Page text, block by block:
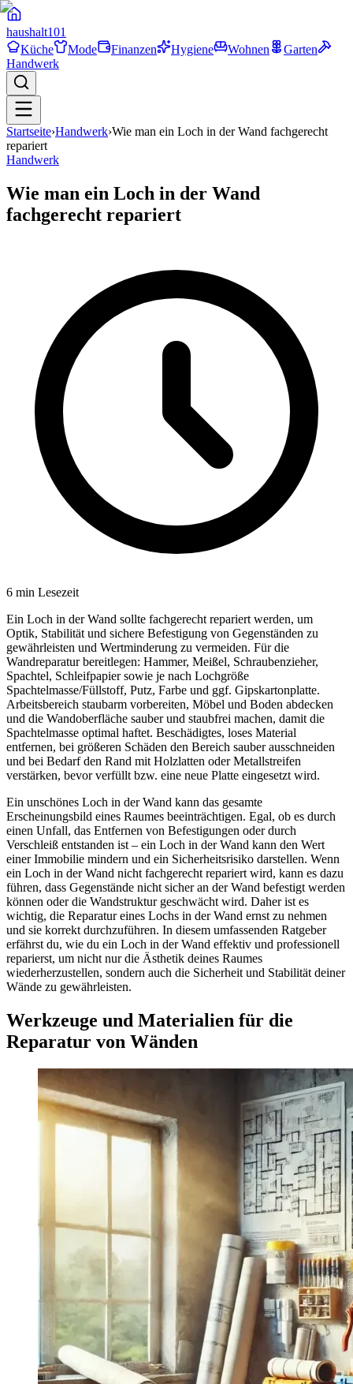
haushalt101
Küche
Mode Finanzen Hygiene Wohnen
Garten
Handwerk
Startseite›Handwerk›Wie man ein Loch in der Wand fachgerecht
repariert
Handwerk
Wie man ein Loch in der Wand
fachgerecht repariert
6 min Lesezeit
Ein Loch in der Wand sollte fachgerecht repariert werden, um
Optik, Stabilität und sichere Befestigung von Gegenständen zu
gewährleisten und Wertminderung zu vermeiden. Für die
Wandreparatur bereitlegen: Hammer, Meißel, Schraubenzieher,
Spachtel, Schleifpapier sowie je nach Lochgröße
Spachtelmasse/Füllstoff, Putz, Farbe und ggf. Gipskartonplatte.
Arbeitsbereich staubarm vorbereiten, Möbel und Boden abdecken
und die Wandoberfläche sauber und staubfrei machen, damit die
Spachtelmasse optimal haftet. Beschädigtes, loses Material
entfernen, bei größeren Schäden den Bereich sauber ausschneiden
und bei Bedarf den Rand mit Holzlatten oder Metallstreifen
verstärken, bevor verfüllt bzw. eine neue Platte eingesetzt wird.
Ein unschönes Loch in der Wand kann das gesamte
Erscheinungsbild eines Raumes beeinträchtigen. Egal, ob es durch
einen Unfall, das Entfernen von Befestigungen oder durch
Verschleiß entstanden ist – ein Loch in der Wand kann den Wert
einer Immobilie mindern und ein Sicherheitsrisiko darstellen. Wenn
ein Loch in der Wand nicht fachgerecht repariert wird, kann es dazu
führen, dass Gegenstände nicht sicher an der Wand befestigt werden
können oder die Wandstruktur geschwächt wird. Daher ist es
wichtig, die Reparatur eines Lochs in der Wand ernst zu nehmen
und sie korrekt durchzuführen. In diesem umfassenden Ratgeber
erfährst du, wie du ein Loch in der Wand effektiv und professionell
reparierst, um nicht nur die Ästhetik deines Raumes
wiederherzustellen, sondern auch die Sicherheit und Stabilität deiner
Wände zu gewährleisten.
Werkzeuge und Materialien für die
Reparatur von Wänden